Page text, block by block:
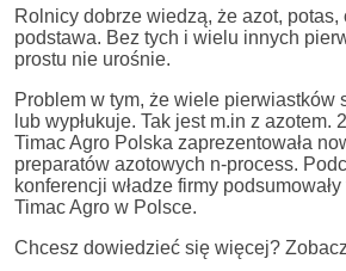
Rolnicy dobrze wiedzą, że azot, potas,
podstawa. Bez tych i wielu innych
prostu nie urośnie.
Problem w tym, że wiele pierwiastków
lub wypłukuje. Tak jest m.in z azotem.
Timac Agro Polska zaprezentowała
preparatów azotowych n-process.
konferencji władze firmy
Timac Agro w Polsce.
Chcesz dowiedzieć się więcej?